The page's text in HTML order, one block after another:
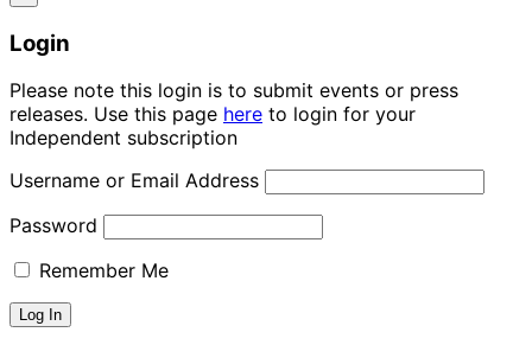
Login
Please note this login is to submit events or press
releases. Use this page here to login for your
Independent subscription
Username or Email Address
Password
Remember Me